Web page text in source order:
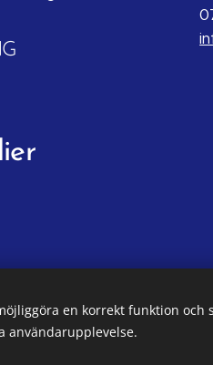
en korrekt funktion och
användarupplevelse.